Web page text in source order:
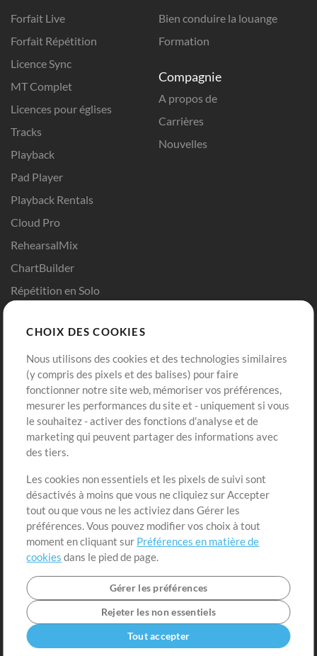
Forfait Live
Forfait Répétition
Licence Sync
MT Complet
Licences pour églises
Tracks
Playback
Pad Player
Playback Rentals
Cloud Pro
RehearsalMix
ChartBuilder
Répétition en Solo
Modèles ProPresenter
Sons
Bien conduire la louange
Formation
Compagnie
A propos de
Carrières
Nouvelles
Boutique
Acheter des crédits
Contenu gratuit
Demander les pistes
Extras
Sessions
Soumettre votre contenu
Listes de lecture
Conférence MT
Compte
Connexion
S'inscrire
CHOIX DES COOKIES
Nous utilisons des cookies et des technologies similaires
(y compris des pixels et des balises) pour faire
fonctionner notre site web, mémoriser vos préférences,
mesurer les performances du site et - uniquement si vous
le souhaitez - activer des fonctions d'analyse et de
marketing qui peuvent partager des informations avec
des tiers.
Les cookies non essentiels et les pixels de suivi sont
désactivés à moins que vous ne cliquiez sur Accepter
tout ou que vous ne les activiez dans Gérer les
préférences. Vous pouvez modifier vos choix à tout
moment en cliquant sur Préférences en matière de
cookies dans le pied de page.
Gérer les préférences
Rejeter les non essentiels
Tout accepter